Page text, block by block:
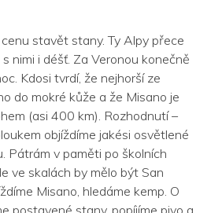
stavět stany. Ty Alpy přece
nimi i déšť. Za Veronou konečně
Kdosi tvrdí, že nejhorší ze
do mokré kůže a že Misano je
(asi 400 km). Rozhodnutí –
objíždíme jakési osvětlené
Pátrám v paměti po školních
ve skalách by mělo být San
Misano, hledáme kemp. O